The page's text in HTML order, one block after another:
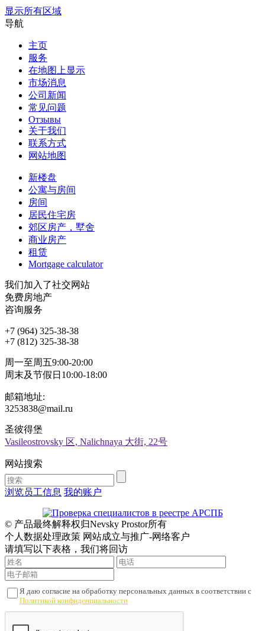
显示所有区域
导航
主页
服务
在地图上显示
市场消息
公司新闻
常见问题
Отзывы
关于我们
联系方式
网站地图
新楼盘
公寓与房间
房间
居民住宅房
郊区房产，墅舍
商业房产
租赁
Mortgage calculator
我们加入了社交网站
免费房地产
咨询服务
+7 (964) 325-38-38
+7 (812) 325-38-38
周一至周五9:00-20:00
周末及节假日10:00-18:00
邮箱地址:
3253838@mail.ru
圣彼得堡
Vasileostrovsky 区, Nalichnaya 大街, 22号
网站搜索
浏览员工信息 我的账户
© 产品最终解释权归Nevsky Prostor所有
个人数据处理政策 网站成立与推广-网络客户
请填写以下表格，我们将回访
Я даю согласие на обработку персональных данных в соответствии с
Политикой конфиденциальности